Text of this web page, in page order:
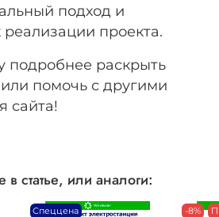
подход и
реализации проекта.
подробнее раскрыть
или помочь с другими
сайта!
статье, или аналоги:
Спеццена -8%